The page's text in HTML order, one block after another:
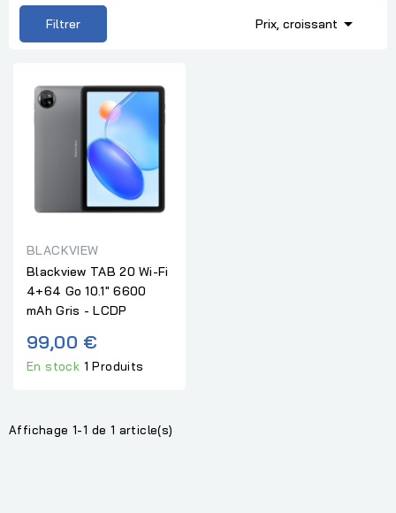
Filtrer Prix, croissant 
BLACKVIEW
Blackview TAB 20 Wi-Fi
4+64 Go 10.1" 6600
mAh Gris - LCDP
99,00 €
En stock 1 Produits
Affichage 1-1 de 1 article(s)